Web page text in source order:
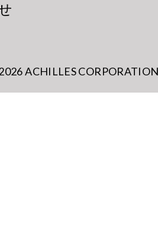
ACHILLES